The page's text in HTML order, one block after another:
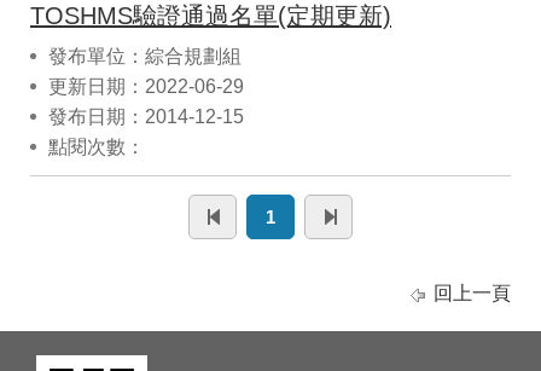
TOSHMS驗證通過名單(定期更新)
發布單位：綜合規劃組
更新日期：2022-06-29
發布日期：2014-12-15
點閱次數：
1
回上一頁